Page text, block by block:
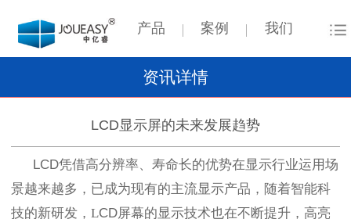
产品 案例 我们
资讯详情
LCD显示屏的未来发展趋势
LCD凭借高分辨率、寿命长的优势在显示行业运用场
景越来越多，已成为现有的主流显示产品，随着智能科
技的新研发， LCD屏幕的显示技术也在不断提升，高亮